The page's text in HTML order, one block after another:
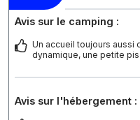
Avis sur le camping :
Un accueil toujours aussi
dynamique, une petite
Avis sur l'hébergement :